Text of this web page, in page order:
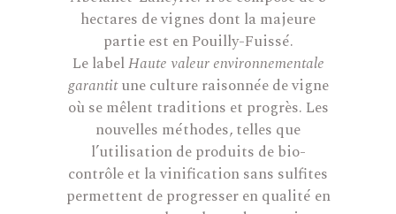
hectares de vignes dont la majeure
partie est en Pouilly-Fuissé.
Le labelHaute valeur environnementale
garantitune culture raisonnée de vigne
où se mêlent traditions et progrès. Les
nouvelles méthodes, telles que
l’utilisation de produits de bio-
contrôle et la vinification sans sulfites
permettent de progresser en qualité en